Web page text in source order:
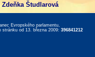
Študlarová
Evropského parlamentu,
od 13. března 2009: 396841212